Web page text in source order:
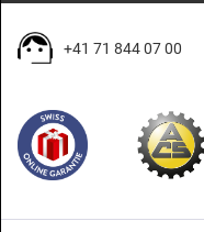
+41 71 844 07 00